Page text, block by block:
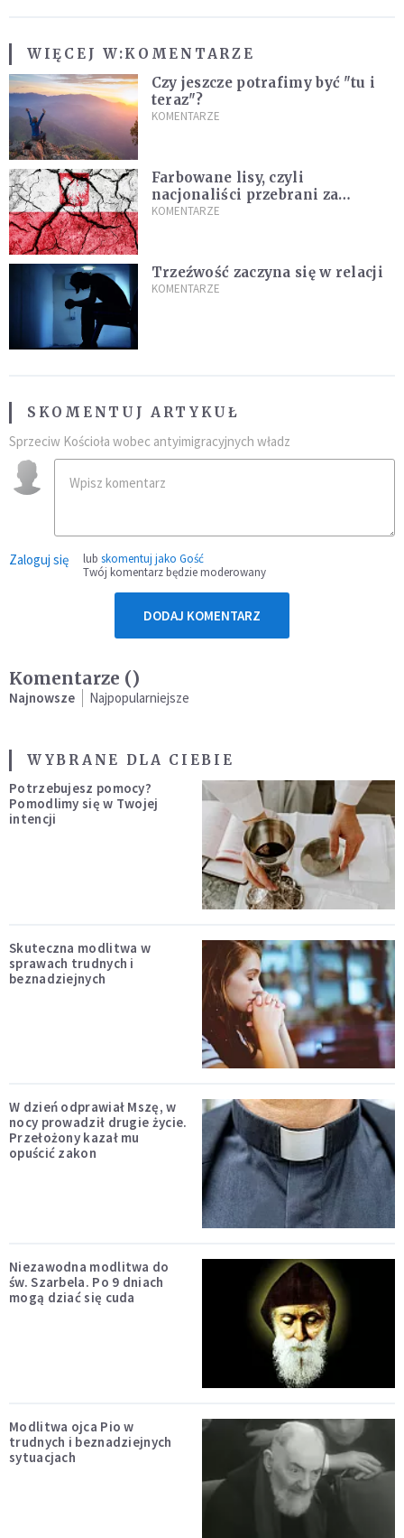
WIĘCEJ W:KOMENTARZE
Czy jeszcze potrafimy być "tu i
teraz"?
KOMENTARZE
Farbowane lisy, czyli
nacjonaliści przebrani za
chrześcijan
KOMENTARZE
Trzeźwość zaczyna się w relacji
KOMENTARZE
SKOMENTUJ ARTYKUŁ
Sprzeciw Kościoła wobec antyimigracyjnych władz
Zaloguj się lub skomentuj jako Gość
Twój komentarz będzie moderowany
DODAJ KOMENTARZ
Komentarze ()
Najnowsze Najpopularniejsze
WYBRANE DLA CIEBIE
Potrzebujesz pomocy?
Pomodlimy się w Twojej
intencji
Skuteczna modlitwa w
sprawach trudnych i
beznadziejnych
W dzień odprawiał Mszę, w
nocy prowadził drugie życie.
Przełożony kazał mu
opuścić zakon
Niezawodna modlitwa do
św. Szarbela. Po 9 dniach
mogą dziać się cuda
Modlitwa ojca Pio w
trudnych i beznadziejnych
sytuacjach